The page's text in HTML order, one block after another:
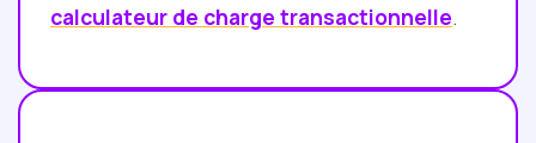
calculateur de charge transactionnelle.